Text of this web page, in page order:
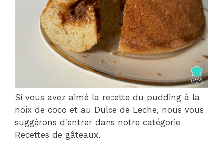
Si vous avez aimé la recette du pudding à la
noix de coco et au Dulce de Leche, nous vous
suggérons d'entrer dans notre catégorie
Recettes de gâteaux.